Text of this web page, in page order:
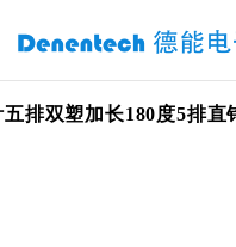
加长180度5排直针 间